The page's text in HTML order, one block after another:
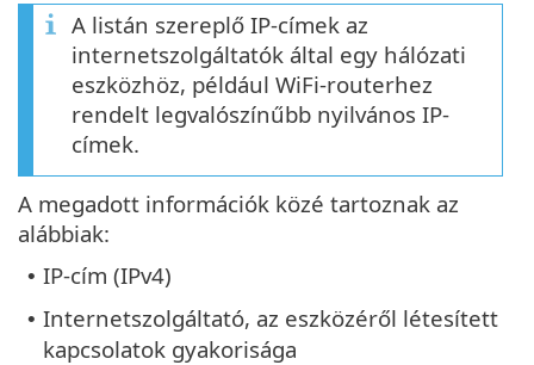
A listán szereplő IP-címek az
internetszolgáltatók által egy hálózati
eszközhöz, például WiFi-routerhez
rendelt legvalószínűbb nyilvános IP-
címek.
A megadott információk közé tartoznak az
alábbiak:
• IP-cím (IPv4)
• Internetszolgáltató, az eszközéről létesített
kapcsolatok gyakorisága